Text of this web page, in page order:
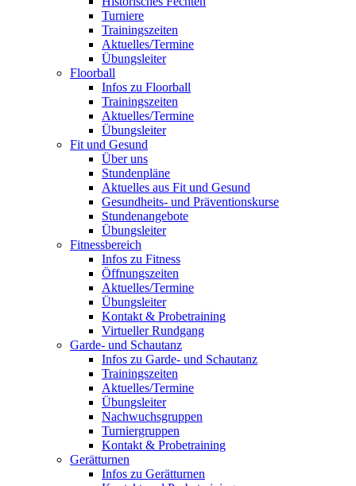
Turniere
Trainingszeiten
Aktuelles/Termine
Übungsleiter
Floorball
Infos zu Floorball
Trainingszeiten
Aktuelles/Termine
Übungsleiter
Fit und Gesund
Über uns
Stundenpläne
Aktuelles aus Fit und Gesund
Gesundheits- und Präventionskurse
Stundenangebote
Übungsleiter
Fitnessbereich
Infos zu Fitness
Öffnungszeiten
Aktuelles/Termine
Übungsleiter
Kontakt & Probetraining
Virtueller Rundgang
Garde- und Schautanz
Infos zu Garde- und Schautanz
Trainingszeiten
Aktuelles/Termine
Übungsleiter
Nachwuchsgruppen
Turniergruppen
Kontakt & Probetraining
Gerätturnen
Infos zu Gerätturnen